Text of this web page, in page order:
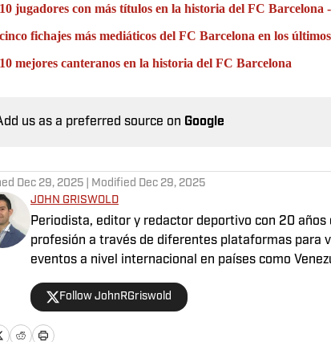
jugadores con más títulos en la historia del FC Barcelona
fichajes más mediáticos del FC Barcelona en los
mejores canteranos en la historia del FC Barcelona
us as a preferred source on Google
Dec 29, 2025 | Modified Dec 29, 2025
JOHN GRISWOLD
Periodista, editor y redactor deportivo con 20
profesión a través de diferentes plataformas para
eventos a nivel internacional en países como
lado la F1, el boxeo y la UFC. En definitiva, tener la oportunidad de combinar la
Follow JohnRGriswold